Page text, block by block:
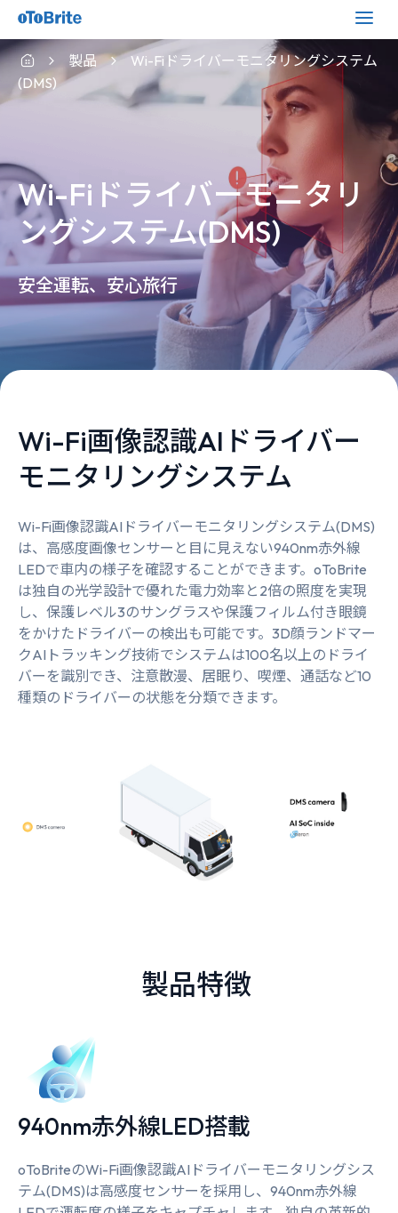
製品
Wi-Fiドライバーモニタリングシステム
(DMS)
Wi-Fiドライバーモニタリ
ングシステム(DMS)
安全運転、安心旅行
Wi-Fi画像認識AIドライバー
モニタリングシステム
Wi-Fi画像認識AIドライバーモニタリングシステム(DMS)
は、高感度画像センサーと目に見えない940nm赤外線
LEDで車内の様子を確認することができます。oToBrite
は独自の光学設計で優れた電力効率と2倍の照度を実現
し、保護レベル3のサングラスや保護フィルム付き眼鏡
をかけたドライバーの検出も可能です。3D顔ランドマー
クAIトラッキング技術でシステムは100名以上のドライ
バーを識別でき、注意散漫、居眠り、喫煙、通話など10
種類のドライバーの状態を分類できます。
製品特徴
940nm赤外線LED搭載
oToBriteのWi-Fi画像認識AIドライバーモニタリングシス
テム(DMS)は高感度センサーを採用し、940nm赤外線